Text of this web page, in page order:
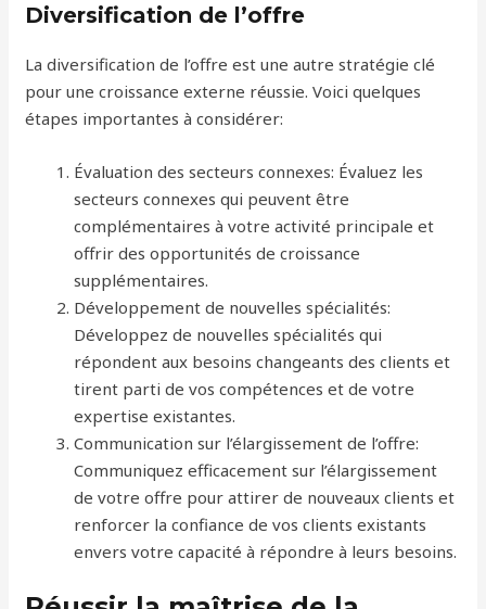
Diversification de l’offre
La diversification de l’offre est une autre stratégie clé
pour une croissance externe réussie. Voici quelques
étapes importantes à considérer:
Évaluation des secteurs connexes: Évaluez les
secteurs connexes qui peuvent être
complémentaires à votre activité principale et
offrir des opportunités de croissance
supplémentaires.
Développement de nouvelles spécialités:
Développez de nouvelles spécialités qui
répondent aux besoins changeants des clients et
tirent parti de vos compétences et de votre
expertise existantes.
Communication sur l’élargissement de l’offre:
Communiquez efficacement sur l’élargissement
de votre offre pour attirer de nouveaux clients et
renforcer la confiance de vos clients existants
envers votre capacité à répondre à leurs besoins.